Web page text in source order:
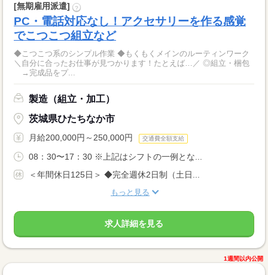
[無期雇用派遣] ?
PC・電話対応なし！アクセサリーを作る感覚
でこつこつ組立など
◆こつこつ系のシンプル作業 ◆もくもくメインのルーティンワーク
＼自分に合ったお仕事が見つかります！たとえば…／ ◎組立・梱包
→完成品をプ...
製造（組立・加工）
茨城県ひたちなか市
月給200,000円～250,000円 交通費全額支給
08：30〜17：30 ※上記はシフトの一例とな...
＜年間休日125日＞ ◆完全週休2日制（土日...
もっと見る
求人詳細を見る
1週間以内公開